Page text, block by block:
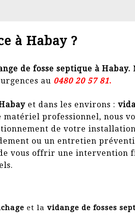
à Habay ?
de fosse septique à Habay.
au 0480 20 57 81.
et dans les environs :
professionnel, nous
de votre
ou un entretien
vous offrir une intervention
et la vidange de fosses